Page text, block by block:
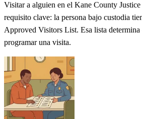
Visitar a alguien en el Kane County
requisito clave: la persona bajo custodia
Approved Visitors List. Esa lista determina
programar una visita.